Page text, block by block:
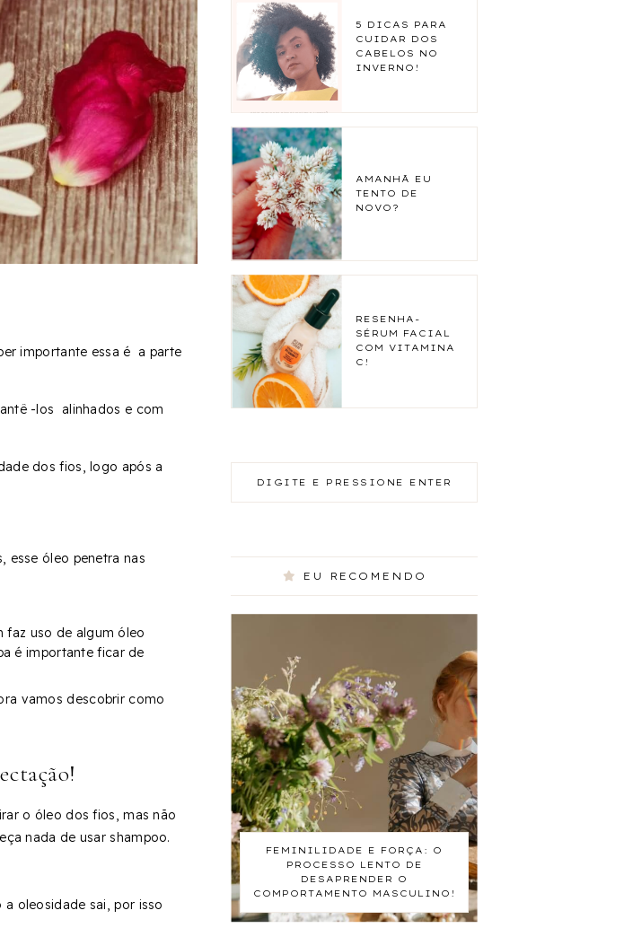
importante essa é a parte
-los alinhados e com
dos fios, logo após a
esse óleo penetra nas
faz uso de algum óleo
é importante ficar de
vamos descobrir como
o óleo dos fios, mas não
nada de usar shampoo.
oleosidade sai, por isso
5 DICAS PARA
CUIDAR DOS
CABELOS NO
INVERNO!
AMANHÃ EU
TENTO DE
NOVO?
RESENHA-
SÉRUM FACIAL
COM VITAMINA
C!
EU RECOMENDO
FEMINILIDADE E FORÇA: O
PROCESSO LENTO DE
DESAPRENDER O
COMPORTAMENTO MASCULINO!